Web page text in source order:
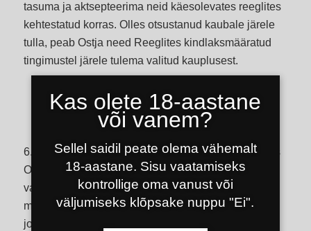
tasuma ja aktsepteerima neid käesolevates reeglites
kehtestatud korras. Olles otsustanud kaubale järele
tulla, peab Ostja need Reeglites kindlaksmääratud
tingimustel järele tulema valitud kauplusest.
Müüja õigused
6.1. Müüjal ja Hookahshop.lt-l on õigus oma tellimus
Ostjale ette teatamata tühistada, kui Ostja, olles
valinud Reeglite punktides 8.2.1 või 8.2.2 sätestatud
makseviisid, ei tasu kauba eest 3 (kolme) tööpäeva
jooksul.
Kas olete 18-aastane
või vanem?
Sellel saidil peate olema vähemalt
18-aastane. Sisu vaatamiseks
kontrollige oma vanust või
väljumiseks klõpsake nuppu "Ei".